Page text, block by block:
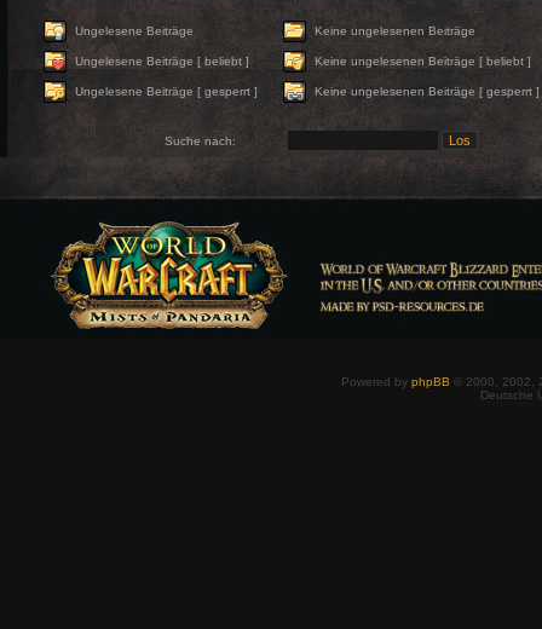
Ungelesene Beiträge Keine ungelesenen Beiträge
Ungelesene Beiträge [ beliebt ] Keine ungelesenen Beiträge [ beliebt ]
Ungelesene Beiträge [ gesperrt ] Keine ungelesenen Beiträge [ gesperrt ]
Suche nach:
Powered by phpBB © 2000, 2002,
Deutsche